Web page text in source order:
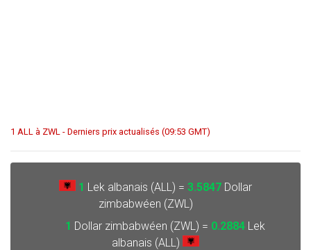
1 ALL à ZWL - Derniers prix actualisés (09:53 GMT)
1 Lek albanais (ALL) = 3.5847 Dollar
zimbabwéen (ZWL)
1 Dollar zimbabwéen (ZWL) = 0.2884 Lek
albanais (ALL)